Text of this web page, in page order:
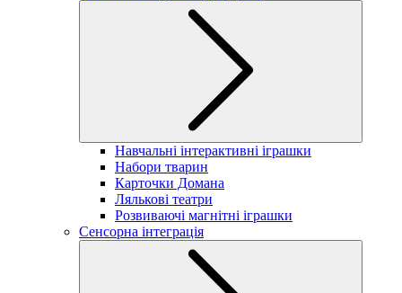
Навчальні інтерактивні іграшки
Набори тварин
Карточки Домана
Лялькові театри
Розвиваючі магнітні іграшки
Сенсорна інтеграція